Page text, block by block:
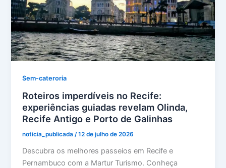
Sem-cateroria
Roteiros imperdíveis no Recife:
experiências guiadas revelam Olinda,
Recife Antigo e Porto de Galinhas
noticia_publicada/12 de julho de 2026
Descubra os melhores passeios em Recife e
Pernambuco com a Martur Turismo. Conheça